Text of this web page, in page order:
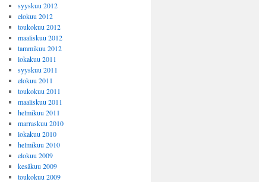
syyskuu 2012
elokuu 2012
toukokuu 2012
maaliskuu 2012
tammikuu 2012
lokakuu 2011
syyskuu 2011
elokuu 2011
toukokuu 2011
maaliskuu 2011
helmikuu 2011
marraskuu 2010
lokakuu 2010
helmikuu 2010
elokuu 2009
kesäkuu 2009
toukokuu 2009